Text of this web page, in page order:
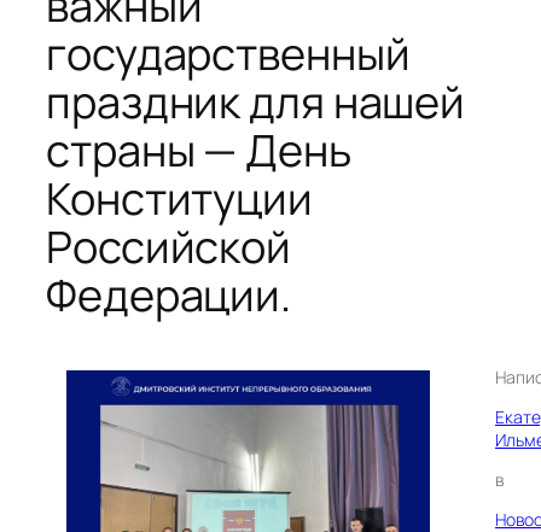
государственный
праздник для нашей
страны — День
Конституции
Российской
Федерации.
в